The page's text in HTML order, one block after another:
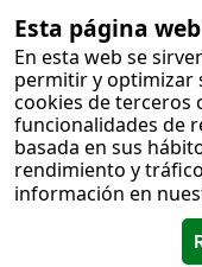
Esta página
En esta web se
permitir y optimizar
cookies de terceros
funcionalidades de
basada en sus
rendimiento y
información en